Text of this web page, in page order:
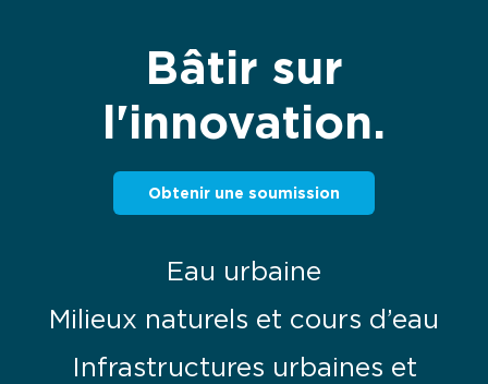
Bâtir sur
l'innovation.
Obtenir une soumission
Eau urbaine
Milieux naturels et cours d’eau
Infrastructures urbaines et